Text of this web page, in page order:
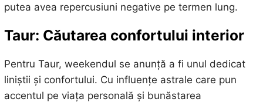
putea avea repercusiuni negative pe termen lung.
Taur: Căutarea confortului interior
Pentru Taur, weekendul se anunță a fi unul dedicat
liniștii și confortului. Cu influențe astrale care pun
accentul pe viața personală și bunăstarea